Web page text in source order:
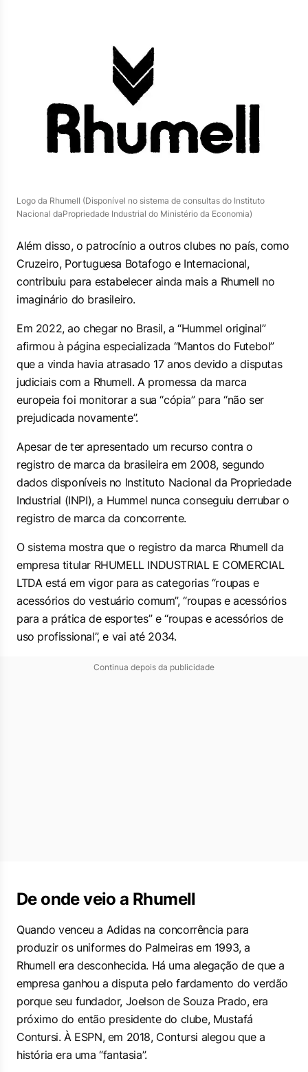
Logo da Rhumell (Disponível no sistema de consultas do Instituto
Nacional daPropriedade Industrial do Ministério da Economia)
Além disso, o patrocínio a outros clubes no país, como
Cruzeiro, Portuguesa Botafogo e Internacional,
contribuiu para estabelecer ainda mais a Rhumell no
imaginário do brasileiro.
Em 2022, ao chegar no Brasil, a “Hummel original”
afirmou à página especializada “Mantos do Futebol”
que a vinda havia atrasado 17 anos devido a disputas
judiciais com a Rhumell. A promessa da marca
europeia foi monitorar a sua “cópia” para “não ser
prejudicada novamente”.
Apesar de ter apresentado um recurso contra o
registro de marca da brasileira em 2008, segundo
dados disponíveis no Instituto Nacional da Propriedade
Industrial (INPI), a Hummel nunca conseguiu derrubar o
registro de marca da concorrente.
O sistema mostra que o registro da marca Rhumell da
empresa titular RHUMELL INDUSTRIAL E COMERCIAL
LTDA está em vigor para as categorias “roupas e
acessórios do vestuário comum”, “roupas e acessórios
para a prática de esportes” e “roupas e acessórios de
uso profissional”, e vai até 2034.
Continua depois da publicidade
De onde veio a Rhumell
Quando venceu a Adidas na concorrência para
produzir os uniformes do Palmeiras em 1993, a
Rhumell era desconhecida. Há uma alegação de que a
empresa ganhou a disputa pelo fardamento do verdão
porque seu fundador, Joelson de Souza Prado, era
próximo do então presidente do clube, Mustafá
Contursi. À ESPN, em 2018, Contursi alegou que a
história era uma “fantasia”.